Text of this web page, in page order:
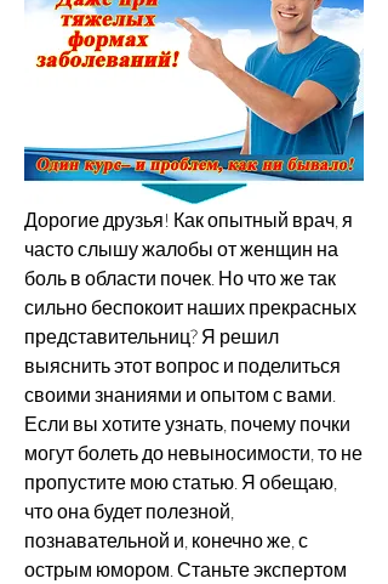
Дорогие друзья! Как опытный врач, я
часто слышу жалобы от женщин на
боль в области почек. Но что же так
сильно беспокоит наших прекрасных
представительниц? Я решил
выяснить этот вопрос и поделиться
своими знаниями и опытом с вами.
Если вы хотите узнать, почему почки
могут болеть до невыносимости, то не
пропустите мою статью. Я обещаю,
что она будет полезной,
познавательной и, конечно же, с
острым юмором. Станьте экспертом